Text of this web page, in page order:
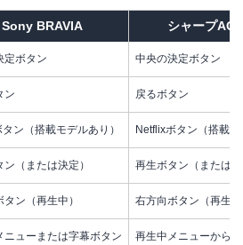
Sony BRAVIA シャープ
定ボタン 中央の決定ボタン
ン 戻るボタン
ン（搭載モデルあり） Netflixボタン（搭載
（または決定） 再生ボタン（または
ン（再生中） 右方向ボタン（再生
ニューまたは字幕ボタン 再生中メニューから